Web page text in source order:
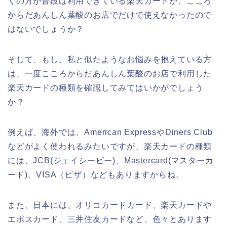
からだあんしん葉酸のお店でだけで使えなかったので
はないでしょうか？
そして、もし、私と似たようなお悩みを抱えている方
は、一度こころからだあんしん葉酸のお店で利用した
楽天カードの種類を確認してみてはいかがでしょう
か？
例えば、海外では、American ExpressやDiners Club
などがよく使われるみたいですが、楽天カードの種類
には、JCB(ジェイシービー)、Mastercard(マスターカ
ード)、VISA（ビザ）などもありますからね。
また、日本には、オリコカードカード、楽天カードや
エポスカード、三井住友カードなど、色々とあります